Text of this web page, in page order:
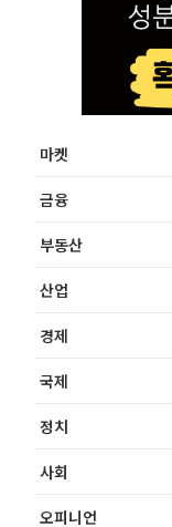
마켓
금융
부동산
산업
경제
국제
정치
사회
오피니언